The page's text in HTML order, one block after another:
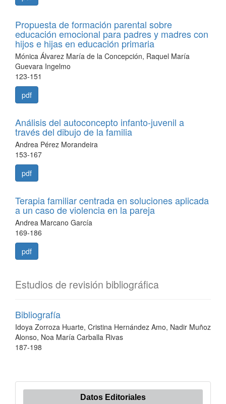
Propuesta de formación parental sobre
educación emocional para padres y madres con
hijos e hijas en educación primaria
Mónica Álvarez María de la Concepción, Raquel María
Guevara Ingelmo
123-151
pdf
Análisis del autoconcepto infanto-juvenil a
través del dibujo de la familia
Andrea Pérez Morandeira
153-167
pdf
Terapia familiar centrada en soluciones aplicada
a un caso de violencia en la pareja
Andrea Marcano García
169-186
pdf
Estudios de revisión bibliográfica
Bibliografía
Idoya Zorroza Huarte, Cristina Hernández Amo, Nadir Muñoz
Alonso, Noa María Carballa Rivas
187-198
Datos Editoriales